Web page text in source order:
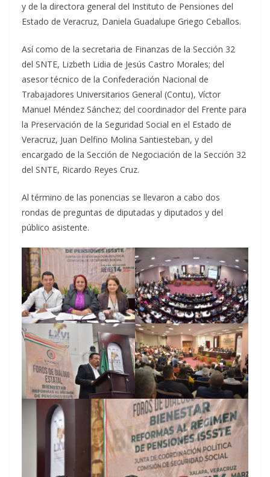
y de la directora general del Instituto de Pensiones del
Estado de Veracruz, Daniela Guadalupe Griego Ceballos.
Así como de la secretaria de Finanzas de la Sección 32
del SNTE, Lizbeth Lidia de Jesús Castro Morales; del
asesor técnico de la Confederación Nacional de
Trabajadores Universitarios General (Contu), Víctor
Manuel Méndez Sánchez; del coordinador del Frente para
la Preservación de la Seguridad Social en el Estado de
Veracruz, Juan Delfino Molina Santiesteban, y del
encargado de la Sección de Negociación de la Sección 32
del SNTE, Ricardo Reyes Cruz.
Al término de las ponencias se llevaron a cabo dos
rondas de preguntas de diputadas y diputados y del
público asistente.